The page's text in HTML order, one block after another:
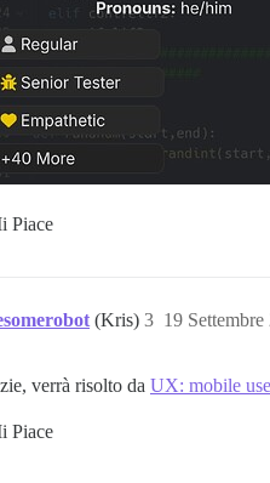
Piace
(Kris) 19
3
verrà risolto da UX: mobile
Piace